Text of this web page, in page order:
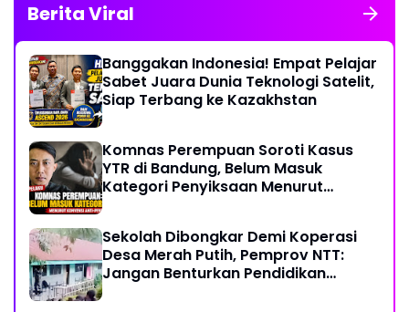
Berita Viral
Banggakan Indonesia! Empat Pelajar
Sabet Juara Dunia Teknologi Satelit,
Siap Terbang ke Kazakhstan
Komnas Perempuan Soroti Kasus
YTR di Bandung, Belum Masuk
Kategori Penyiksaan Menurut
Sekolah Dibongkar Demi Koperasi
Desa Merah Putih, Pemprov NTT:
Jangan Benturkan Pendidikan